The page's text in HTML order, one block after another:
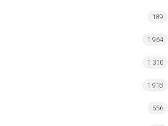
189
1 964
1 310
1 918
556